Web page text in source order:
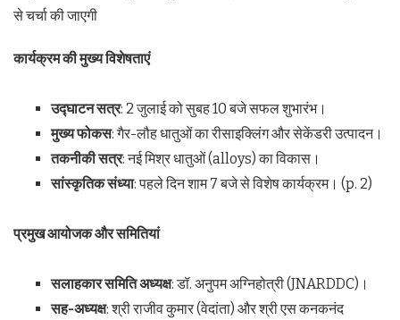
से चर्चा की जाएगी
कार्यक्रम की मुख्य विशेषताएं
उद्घाटन सत्र: 2 जुलाई को सुबह 10 बजे सफल शुभारंभ।
मुख्य फोकस: गैर-लौह धातुओं का रीसाइक्लिंग और सेकेंडरी उत्पादन।
तकनीकी सत्र: नई मिश्र धातुओं (alloys) का विकास।
सांस्कृतिक संध्या: पहले दिन शाम 7 बजे से विशेष कार्यक्रम। (p. 2)
प्रमुख आयोजक और समितियां
सलाहकार समिति अध्यक्ष: डॉ. अनुपम अग्निहोत्री (JNARDDC)।
सह-अध्यक्ष: श्री राजीव कुमार (वेदांता) और श्री एस कनकनंद